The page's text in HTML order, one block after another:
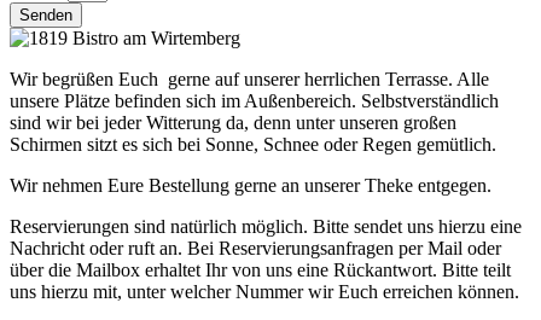
Senden
Wir begrüßen Euch gerne auf unserer herrlichen Terrasse. Alle
unsere Plätze befinden sich im Außenbereich. Selbstverständlich
sind wir bei jeder Witterung da, denn unter unseren großen
Schirmen sitzt es sich bei Sonne, Schnee oder Regen gemütlich.
Wir nehmen Eure Bestellung gerne an unserer Theke entgegen.
Reservierungen sind natürlich möglich. Bitte sendet uns hierzu eine
Nachricht oder ruft an. Bei Reservierungsanfragen per Mail oder
über die Mailbox erhaltet Ihr von uns eine Rückantwort. Bitte teilt
uns hierzu mit, unter welcher Nummer wir Euch erreichen können.